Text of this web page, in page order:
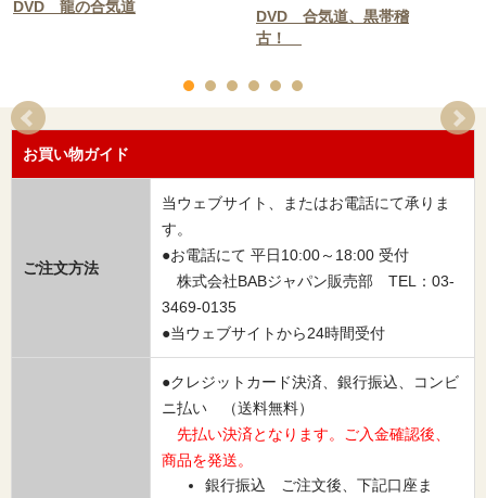
DVD 龍の合気道
DVD 合気道、黒帯稽
古！
お買い物ガイド
ご注文方法
当ウェブサイト、またはお電話にて承りま
す。
●お電話にて 平日10:00～18:00 受付
株式会社BABジャパン販売部 TEL：03-
3469-0135
●当ウェブサイトから24時間受付
●クレジットカード決済、銀行振込、コンビ
ニ払い （送料無料）
先払い決済となります。ご入金確認後、
商品を発送。
銀行振込 ご注文後、下記口座ま